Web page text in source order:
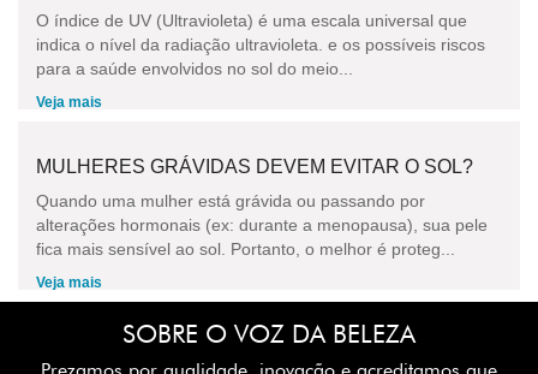
O índice de UV (Ultravioleta) é uma escala universal que
indica o nível da radiação ultravioleta. e os possíveis riscos
para a saúde envolvidos no sol do meio...
Veja mais
MULHERES GRÁVIDAS DEVEM EVITAR O SOL?
Quando uma mulher está grávida ou passando por
alterações hormonais (ex: durante a menopausa), sua pele
fica mais sensível ao sol. Portanto, o melhor é proteg...
Veja mais
SOBRE O VOZ DA BELEZA
Prezamos por qualidade, inovação e acreditamos que